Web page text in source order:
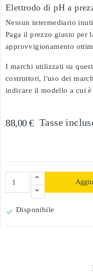
Elettrodo di pH a
Nessun intermediario
Paga il prezzo giusto per
approvvigionamento
I marchi utilizzati su
costruttori, l'uso dei
indicare il modello a cui
88,00 € Tasse
 Disponibile